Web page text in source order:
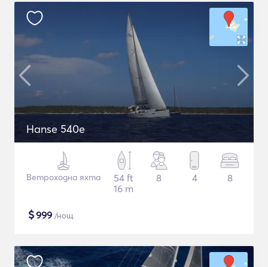
Hanse 540e
Ветроходна яхта
54 ft
16 m
8 4 8
$999 /нощ